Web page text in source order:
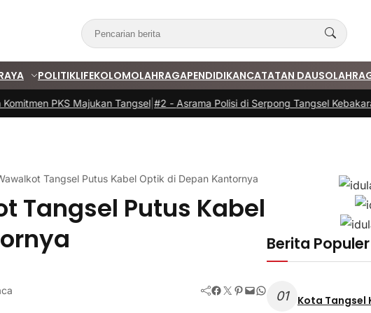
POLITIKLIFEKOLOMOLAHRAGAPENDIDIKANCATATAN DAUS
PKS Majukan Tangsel|#2 -Asrama Polisi di Serpong Tangsel Kebakaran,
Tangsel Putus Kabel Optik di Depan Kantornya
Tangsel Putus Kabel
Facebook Twitter Pinterest Mail WhatsApp
Berita Populer
01 Kota Tangsel